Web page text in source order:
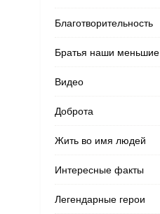
Благотворительность
Братья наши меньшие
Видео
Доброта
Жить во имя людей
Интересные факты
Легендарные герои